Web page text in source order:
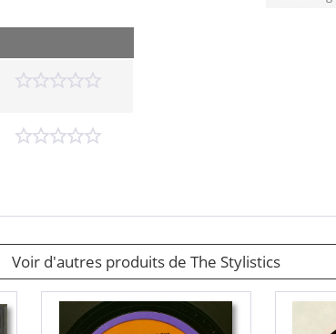
Voir d'autres produits de The Stylistics